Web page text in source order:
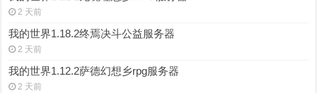
2 天前
我的世界1.18.2终焉决斗公益服务器
2 天前
我的世界1.12.2萨德幻想乡rpg服务器
2 天前